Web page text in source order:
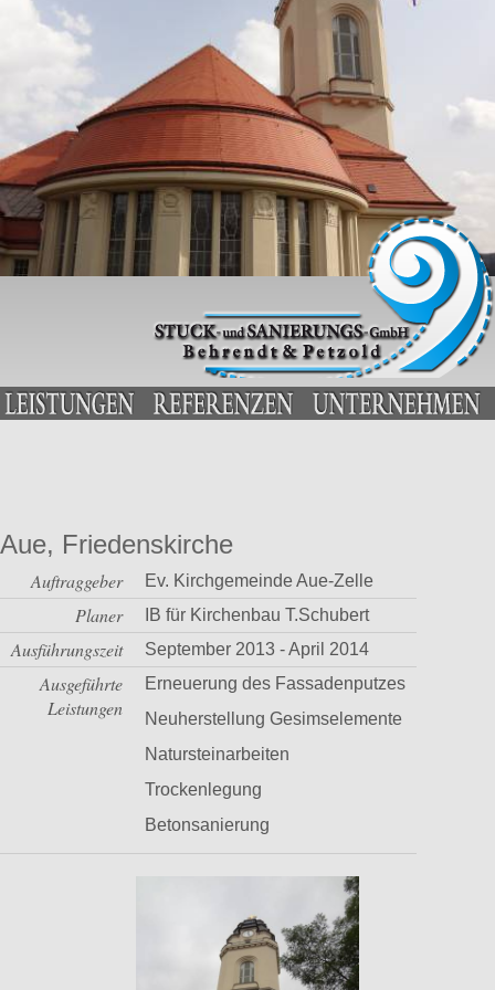
Aue, Friedenskirche
Auftraggeber Ev. Kirchgemeinde Aue-Zelle
Planer IB für Kirchenbau T.Schubert
Ausführungszeit September 2013 - April 2014
Ausgeführte
Leistungen
Erneuerung des Fassadenputzes
Neuherstellung Gesimselemente
Natursteinarbeiten
Trockenlegung
Betonsanierung